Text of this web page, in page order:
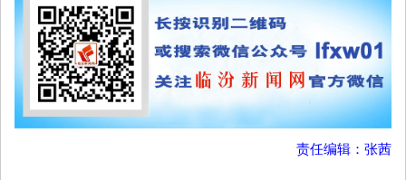
责任编辑：张茜